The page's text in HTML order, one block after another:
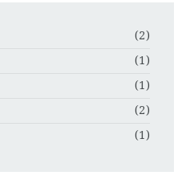
(2)
(1)
(1)
(2)
(1)